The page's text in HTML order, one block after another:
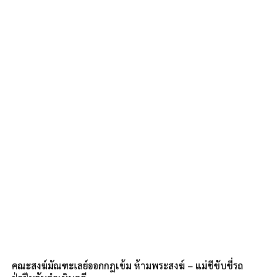
คณะสงฆ์มัณฑะเลย์ออกกฎเข้ม ห้ามพระสงฆ์ – แม่ชีขับขี่รถ